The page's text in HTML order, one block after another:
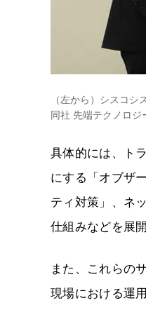
（左から）シスコ
同社 先端テクノロジ
具体的には、ト
にする「オブザ
ティ対策」、ネ
仕組みなどを展
また、これらの
現場における運